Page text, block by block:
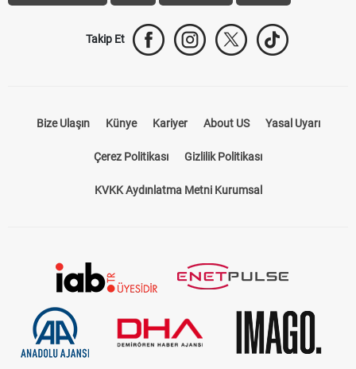
Takip Et
Bize Ulaşın Künye Kariyer About US Yasal Uyarı
Çerez Politikası Gizlilik Politikası
KVKK Aydınlatma Metni Kurumsal